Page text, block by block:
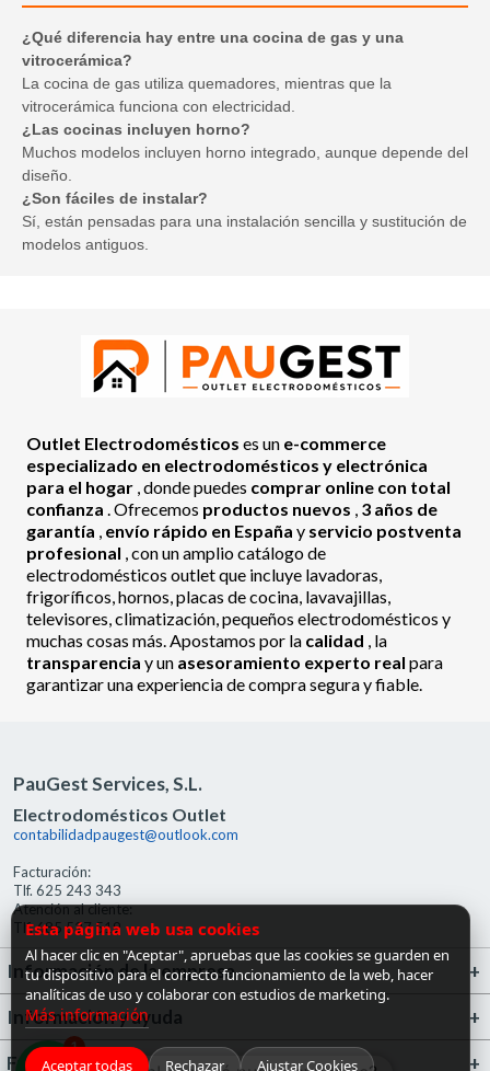
¿Qué diferencia hay entre una cocina de gas y una
vitrocerámica?
La cocina de gas utiliza quemadores, mientras que la
vitrocerámica funciona con electricidad.
¿Las cocinas incluyen horno?
Muchos modelos incluyen horno integrado, aunque depende del
diseño.
¿Son fáciles de instalar?
Sí, están pensadas para una instalación sencilla y sustitución de
modelos antiguos.
Outlet Electrodomésticos es un e-commerce
especializado en electrodomésticos y electrónica
para el hogar , donde puedes comprar online con total
confianza . Ofrecemos productos nuevos 3 años de
garantía envío rápido en España y servicio postventa
profesional , con un amplio catálogo de
electrodomésticos outlet que incluye lavadoras,
frigoríficos, hornos, placas de cocina, lavavajillas,
televisores, climatización, pequeños electrodomésticos y
muchas cosas más. Apostamos por la calidad , la
transparencia y un asesoramiento experto real para
garantizar una experiencia de compra segura y fiable.
PauGest Services, S.L.
Electrodomésticos Outlet
contabilidadpaugest@outlook.com
Facturación:
Tlf. 625 243 343
Atención al cliente:
Tlf. 685 527 519
Información de la empresa
Información y ayuda
FrigoGas · Centro de Ayuda
1
Esta página web usa cookies
Al hacer clic en "Aceptar", apruebas que las cookies se guarden en
tu dispositivo para el correcto funcionamiento de la web, hacer
analíticas de uso y colaborar con estudios de marketing.
Más información
Aceptar todas Rechazar Ajustar Cookies